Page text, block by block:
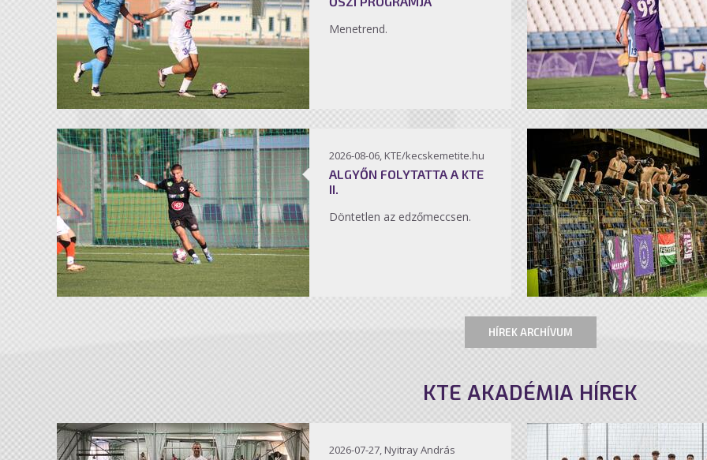
Menetrend.
2026-08-06, KTE/kecskemetite.hu
ALGYŐN FOLYTATTA A KTE
II.
Döntetlen az edzőmeccsen.
HÍREK ARCHÍVUM
KTE AKADÉMIA HÍREK
2026-07-27, Nyitray András